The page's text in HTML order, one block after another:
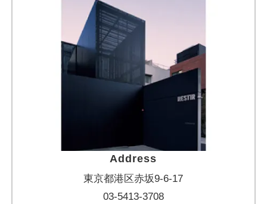
Address
東京都港区赤坂9-6-17
03-5413-3708